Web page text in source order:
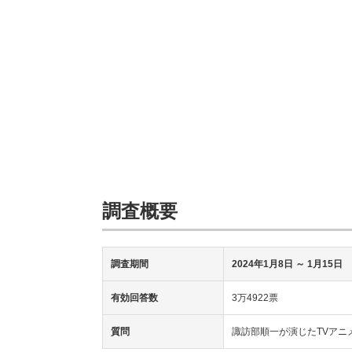
調査概要
調査期間 2024年1月8日 ～ 1月15日
有効回答数 3万4922票
質問 諏訪部順一が演じたTVアニ